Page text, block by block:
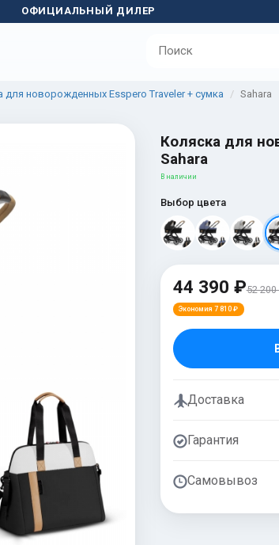
ОФИЦИАЛЬНЫЙ ДИЛЕР
для новорожденных Esspero Traveler + сумка Sahara
Коляска для
Sahara
В наличии
Выбор цвета
44 390 ₽52 200
Экономия 7 810 ₽
Доставка
Гарантия
Самовывоз